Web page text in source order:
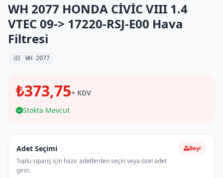
WH 2077 HONDA CİVİC VIII 1.4
VTEC 09-> 17220-RSJ-E00 Hava
Filtresi
WH 2077
₺373,75+ KDV
Stokta Mevcut
Adet Seçimi
Toplu sipariş için hazır adetlerden seçin veya özel adet
girin.
Bayi